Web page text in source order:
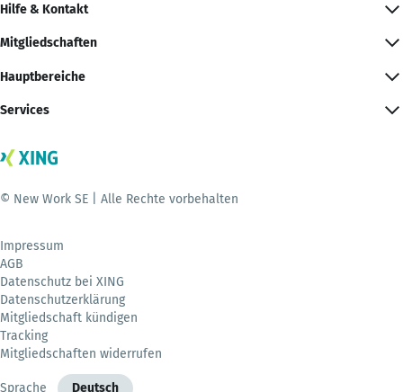
Hilfe & Kontakt
Mitgliedschaften
Hauptbereiche
Services
© New Work SE | Alle Rechte vorbehalten
Impressum
AGB
Datenschutz bei XING
Datenschutzerklärung
Mitgliedschaft kündigen
Tracking
Mitgliedschaften widerrufen
Sprache Deutsch